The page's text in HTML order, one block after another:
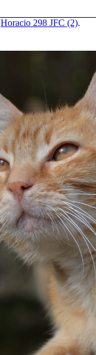
Horacio 298 JFC (2).